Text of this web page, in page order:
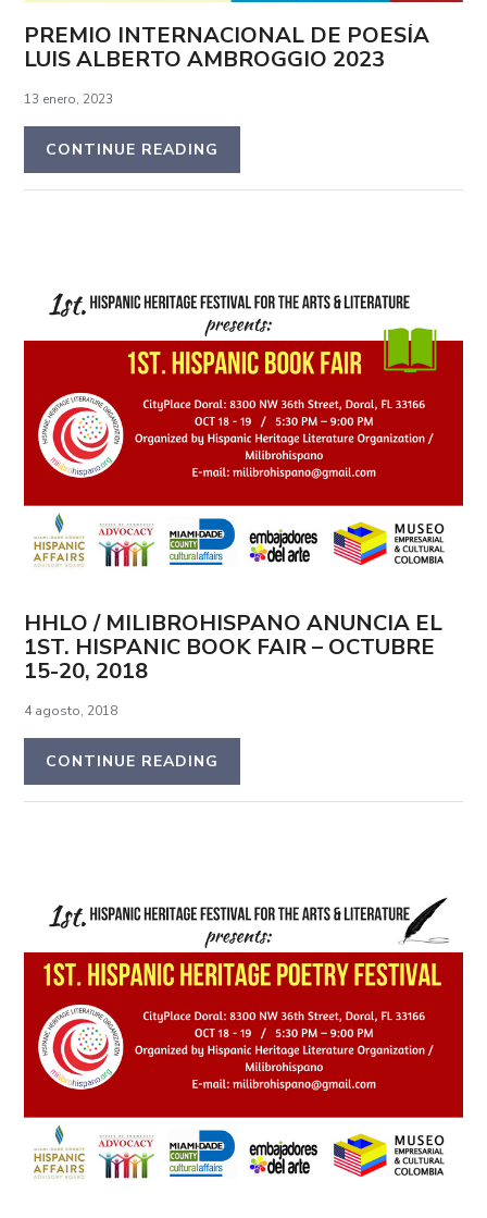
PREMIO INTERNACIONAL DE POESÍA
LUIS ALBERTO AMBROGGIO 2023
13 enero, 2023
CONTINUE READING
HHLO / MILIBROHISPANO ANUNCIA EL
1ST. HISPANIC BOOK FAIR – OCTUBRE
15-20, 2018
4 agosto, 2018
CONTINUE READING